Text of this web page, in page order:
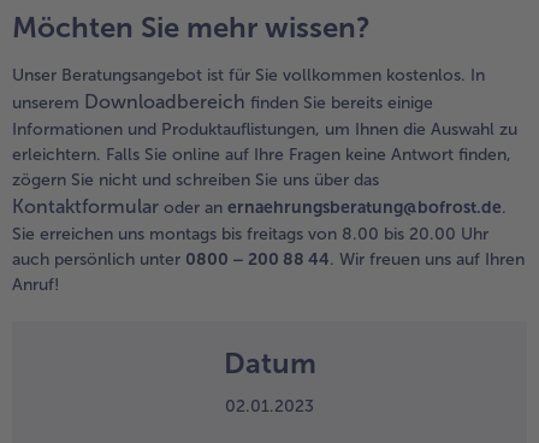
Möchten Sie mehr wissen?
Unser Beratungsangebot ist für Sie vollkommen kostenlos. In
unserem Downloadbereich finden Sie bereits einige
Informationen und Produktauflistungen, um Ihnen die Auswahl zu
erleichtern. Falls Sie online auf Ihre Fragen keine Antwort finden,
zögern Sie nicht und schreiben Sie uns über das
Kontaktformular oder an ernaehrungsberatung@bofrost.de.
Sie erreichen uns montags bis freitags von 8.00 bis 20.00 Uhr
auch persönlich unter 0800 – 200 88 44. Wir freuen uns auf Ihren
Anruf!
Datum
02.01.2023